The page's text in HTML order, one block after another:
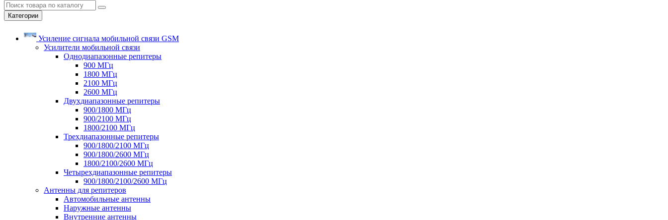
Категории
Усиление сигнала мобильной связи GSM
Усилители мобильной связи
Однодиапазонные репитеры
900 МГц
1800 МГц
2100 МГц
2600 МГц
Двухдиапазонные репитеры
900/1800 МГц
900/2100 МГц
1800/2100 МГц
Трехдиапазонные репитеры
900/1800/2100 МГц
900/1800/2600 МГц
1800/2100/2600 МГц
Четырехдиапазонные репитеры
900/1800/2100/2600 МГц
Антенны для репитеров
Автомобильные антенны
Наружные антенны
Внутренние антенны